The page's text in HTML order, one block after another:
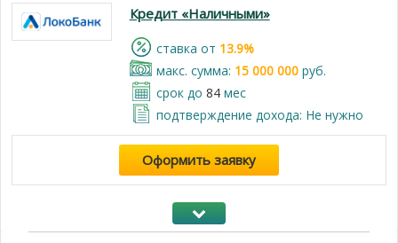
Кредит «Наличными»
cтавка от 13.9%
макс. сумма: 15 000 000руб.
срок до 84мес
подтверждение дохода: Не нужно
Оформить заявку